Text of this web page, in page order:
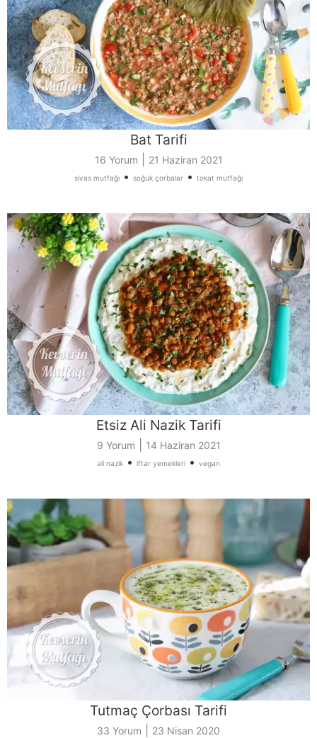
Bat Tarifi
16 Yorum 21 Haziran 2021
sivas mutfağı • soğuk çorbalar • tokat mutfağı
Etsiz Ali Nazik Tarifi
9 Yorum 14 Haziran 2021
ali nazik • iftar yemekleri • vegan
Tutmaç Çorbası Tarifi
33 Yorum 23 Nisan 2020